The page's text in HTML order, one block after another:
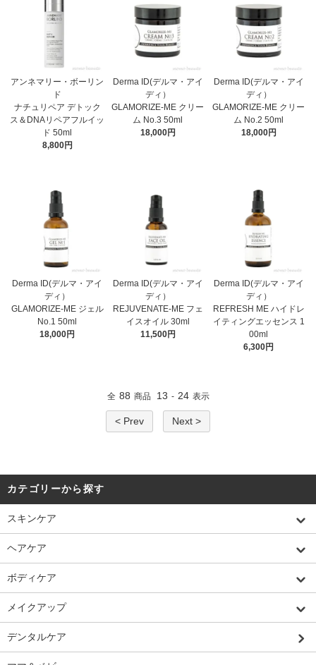
アンネマリー・ボーリン
ド
ナチュリペア デトック
ス＆DNAリペアフルイッ
ド 50ml
8,800円
Derma ID(デルマ・アイ
ディ）
GLAMORIZE-ME クリー
ム No.3 50ml
18,000円
Derma ID(デルマ・アイ
ディ）
GLAMORIZE-ME クリー
ム No.2 50ml
18,000円
Derma ID(デルマ・アイ
ディ）
GLAMORIZE-ME ジェル
No.1 50ml
18,000円
Derma ID(デルマ・アイ
ディ）
REJUVENATE-ME フェ
イスオイル 30ml
11,500円
Derma ID(デルマ・アイ
ディ）
REFRESH ME ハイドレ
イティングエッセンス 1
00ml
6,300円
全 88 商品 13 - 24 表示
< Prev Next >
カテゴリーから探す
スキンケア
ヘアケア
ボディケア
メイクアップ
デンタルケア